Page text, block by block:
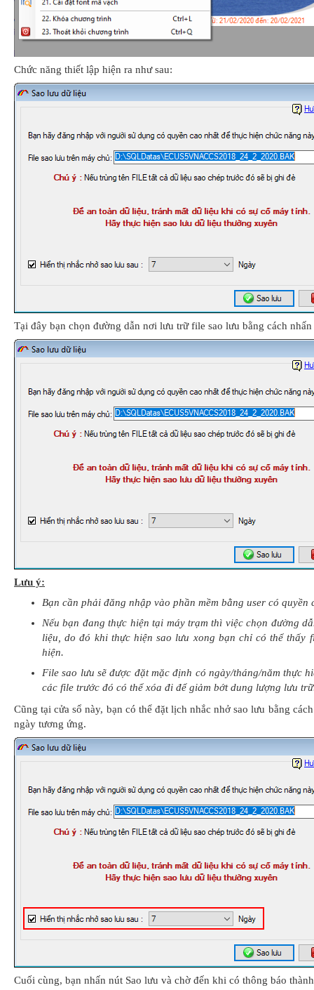
Chức năng thiết lập hiện ra như sau:
Tại đây bạn chọn đường dẫn nơi lưu trữ file sao lưu bằng cách
Lưu ý:
Bạn cần phải đăng nhập vào phần mềm bằng user có
Nếu bạn đang thực hiện tại máy trạm thì việc chọn đường
liệu, do đó khi thực hiện sao lưu xong bạn chỉ có thể thấy
hiện.
File sao lưu sẽ được đặt mặc định có ngày/tháng/năm thực
các file trước đó có thể xóa đi để giảm bớt dung lượng lưu
Cũng tại cửa sổ này, bạn có thể đặt lịch nhắc nhở sao lưu bằng
ngày tương ứng.
Cuối cùng, bạn nhấn nút Sao lưu và chờ đến khi có thông báo